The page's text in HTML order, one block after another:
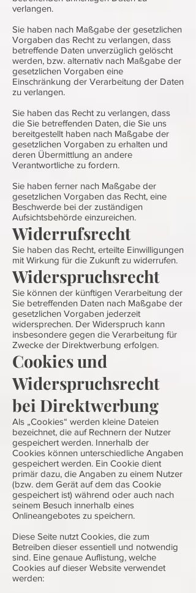
verlangen.
Sie haben nach Maßgabe der gesetzlichen
Vorgaben das Recht zu verlangen, dass
betreffende Daten unverzüglich gelöscht
werden, bzw. alternativ nach Maßgabe der
gesetzlichen Vorgaben eine
Einschränkung der Verarbeitung der Daten
zu verlangen.
Sie haben das Recht zu verlangen, dass
die Sie betreffenden Daten, die Sie uns
bereitgestellt haben nach Maßgabe der
gesetzlichen Vorgaben zu erhalten und
deren Übermittlung an andere
Verantwortliche zu fordern.
Sie haben ferner nach Maßgabe der
gesetzlichen Vorgaben das Recht, eine
Beschwerde bei der zuständigen
Aufsichtsbehörde einzureichen.
Widerrufsrecht
Sie haben das Recht, erteilte Einwilligungen
mit Wirkung für die Zukunft zu widerrufen.
Widerspruchsrecht
Sie können der künftigen Verarbeitung der
Sie betreffenden Daten nach Maßgabe der
gesetzlichen Vorgaben jederzeit
widersprechen. Der Widerspruch kann
insbesondere gegen die Verarbeitung für
Zwecke der Direktwerbung erfolgen.
Cookies und
Widerspruchsrecht
bei Direktwerbung
Als „Cookies“ werden kleine Dateien
bezeichnet, die auf Rechnern der Nutzer
gespeichert werden. Innerhalb der
Cookies können unterschiedliche Angaben
gespeichert werden. Ein Cookie dient
primär dazu, die Angaben zu einem Nutzer
(bzw. dem Gerät auf dem das Cookie
gespeichert ist) während oder auch nach
seinem Besuch innerhalb eines
Onlineangebotes zu speichern.
Diese Seite nutzt Cookies, die zum
Betreiben dieser essentiell und notwendig
sind. Eine genaue Auflistung, welche
Cookies auf dieser Website verwendet
werden: